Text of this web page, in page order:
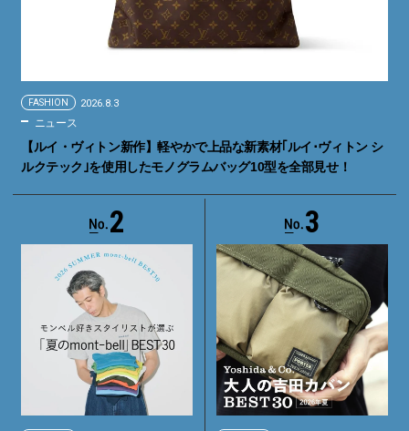
FASHION 2026.8.3
ニュース
【ルイ・ヴィトン新作】軽やかで上品な新素材｢ルイ･ヴィトン シ
ルクテック｣を使用したモノグラムバッグ10型を全部見せ！
2 3